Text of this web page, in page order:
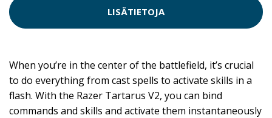
LISÄTIETOJA
When you’re in the center of the battlefield, it’s crucial
to do everything from cast spells to activate skills in a
flash. With the Razer Tartarus V2, you can bind
commands and skills and activate them instantaneously